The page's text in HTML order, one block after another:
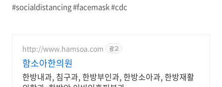
#socialdistancing #facemask #cdc
http://www.hamsoa.com 광고
함소아한의원
한방내과, 침구과, 한방부인과, 한방소아과, 한방재활